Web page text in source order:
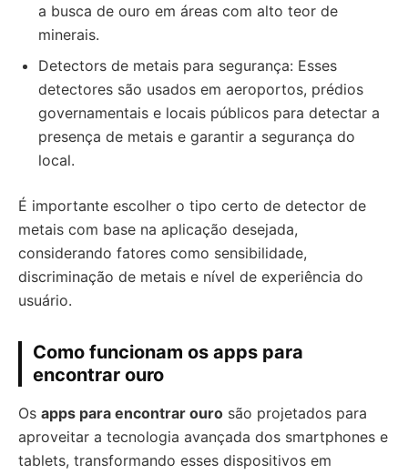
a busca de ouro em áreas com alto teor de
minerais.
Detectors de metais para segurança: Esses
detectores são usados em aeroportos, prédios
governamentais e locais públicos para detectar a
presença de metais e garantir a segurança do
local.
É importante escolher o tipo certo de detector de
metais com base na aplicação desejada,
considerando fatores como sensibilidade,
discriminação de metais e nível de experiência do
usuário.
Como funcionam os apps para
encontrar ouro
Os apps para encontrar ouro são projetados para
aproveitar a tecnologia avançada dos smartphones e
tablets, transformando esses dispositivos em